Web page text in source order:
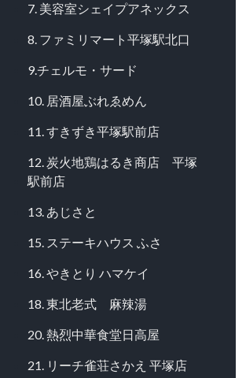
7. 美容室シェイプアネックス
8. ファミリマート平塚駅北口
9.チェルモ・サード
10. 居酒屋ぶれゑめん
11. すきずき平塚駅前店
12. 炭火地鶏はるき商店 平塚
駅前店
13. あじさと
15. ステーキハウス ふさ
16. やきとり ハマケイ
18. 東北老式 麻辣湯
20. 熱烈中華食堂日高屋
21. リーチ雀荘さかえ 平塚店